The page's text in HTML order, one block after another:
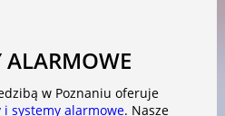
ALARMOWE
w Poznaniu oferuje
systemy alarmowe. Nasze